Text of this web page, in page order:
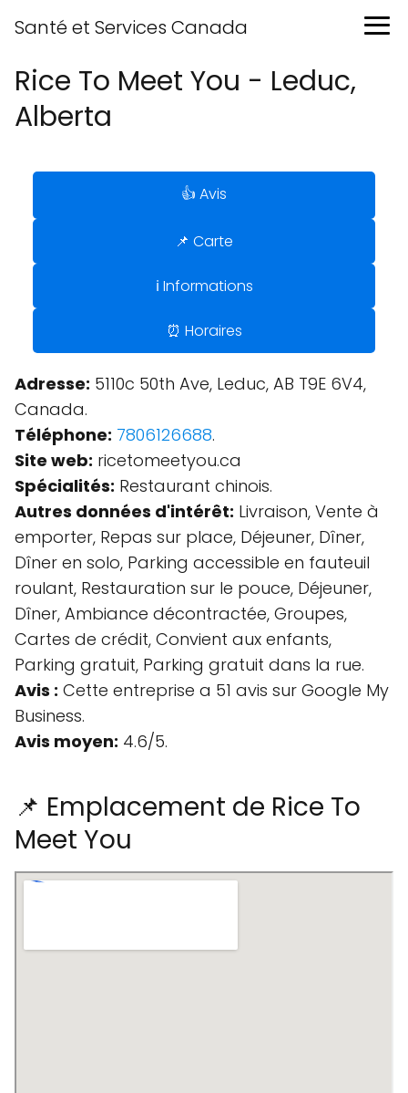
Santé et Services Canada
Rice To Meet You - Leduc,
Alberta
👍 Avis
📌 Carte
ℹ️ Informations
⏰ Horaires
Adresse: 5110c 50th Ave, Leduc, AB T9E 6V4,
Canada.
Téléphone: 7806126688.
Site web: ricetomeetyou.ca
Spécialités: Restaurant chinois.
Autres données d'intérêt: Livraison, Vente à
emporter, Repas sur place, Déjeuner, Dîner,
Dîner en solo, Parking accessible en fauteuil
roulant, Restauration sur le pouce, Déjeuner,
Dîner, Ambiance décontractée, Groupes,
Cartes de crédit, Convient aux enfants,
Parking gratuit, Parking gratuit dans la rue.
Avis : Cette entreprise a 51 avis sur Google My
Business.
Avis moyen: 4.6/5.
📌 Emplacement de Rice To
Meet You